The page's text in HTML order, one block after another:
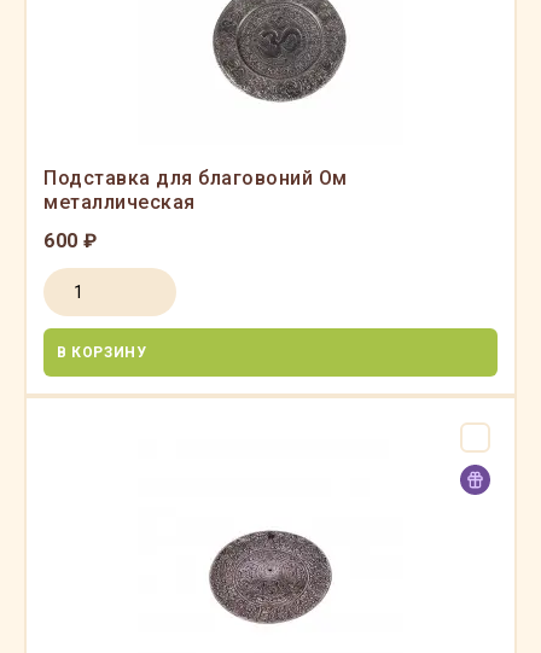
Подставка для благовоний Ом
металлическая
600 ₽
В КОРЗИНУ